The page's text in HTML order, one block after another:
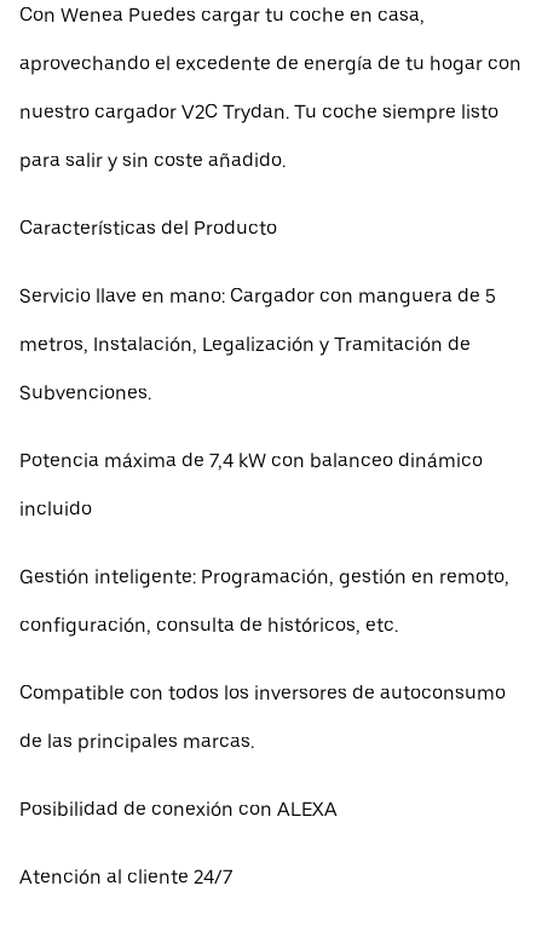
Con Wenea Puedes cargar tu coche en casa,
aprovechando el excedente de energía de tu hogar con
nuestro cargador V2C Trydan. Tu coche siempre listo
para salir y sin coste añadido.
Características del Producto
Servicio llave en mano: Cargador con manguera de 5
metros, Instalación, Legalización y Tramitación de
Subvenciones.
Potencia máxima de 7,4 kW con balanceo dinámico
incluido
Gestión inteligente: Programación, gestión en remoto,
configuración, consulta de históricos, etc.
Compatible con todos los inversores de autoconsumo
de las principales marcas.
Posibilidad de conexión con ALEXA
Atención al cliente 24/7